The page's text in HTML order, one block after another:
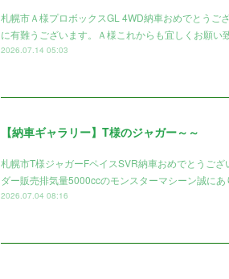
札幌市Ａ様プロボックスGL 4WD納車おめでとうご
に有難うございます。Ａ様これからも宜しくお願
2026.07.14 05:03
【納車ギャラリー】T様のジャガー～～
札幌市T様ジャガーFペイスSVR納車おめでとうご
ダー販売排気量5000ccのモンスターマシーン誠に
2026.07.04 08:16